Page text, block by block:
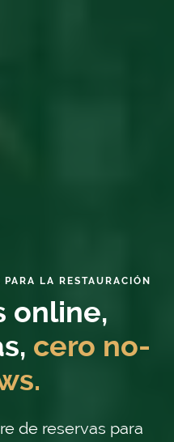
LA RESTAURACIÓN
online,
cero no-
de reservas para